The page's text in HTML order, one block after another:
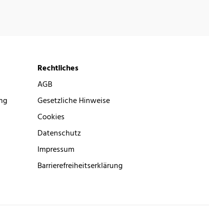
Rechtliches
AGB
Gesetzliche Hinweise
Cookies
Datenschutz
Impressum
Barrierefreiheitserklärung